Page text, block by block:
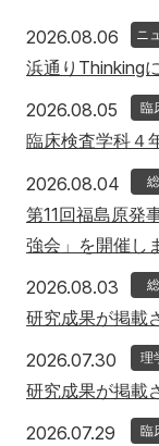
施設紹介
入試情報
地域の方へ
入学希望の方へ
卒業生の方へ
アクセス
2026.08.06 ニ
浜通りThinking
2026.08.05
臨
臨床検査学科４
2026.08.04
第11回福島原発
強会」を開催し
2026.08.03
研究成果が掲載
2026.07.30
理
研究成果が掲載
2026.07.29
臨